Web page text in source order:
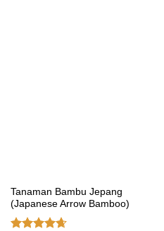
Tanaman Bambu Jepang
(Japanese Arrow Bamboo)